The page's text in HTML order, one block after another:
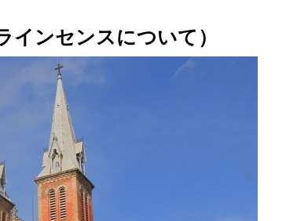
インセンスについて）